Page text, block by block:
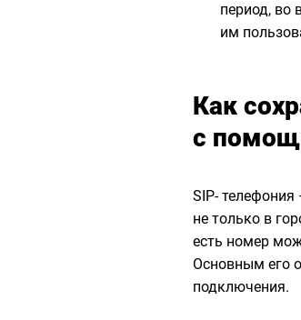
период, во
им
Как
с
SIP-
не только в
есть номер
Основным его
подключения.